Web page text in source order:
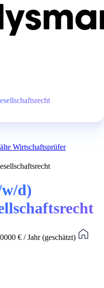
Wirtschaftsprüfer
d)
€ / Jahr (geschätzt)